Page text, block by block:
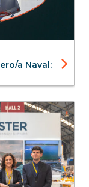
a Naval: